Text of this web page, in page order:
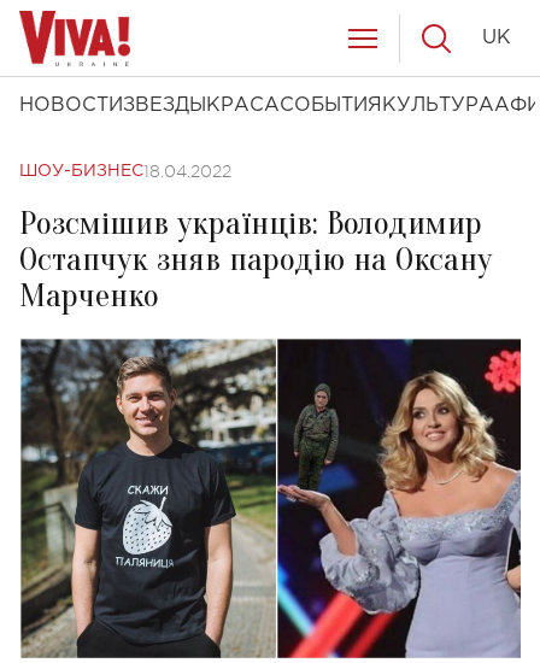
НОВОСТИ ЗВЕЗДЫ КРАСАСОБЫТИЯ КУЛЬТУРА
UK
ШОУ-БИЗНЕС18.04.2022
Розсмішив українців: Володимир
Остапчук зняв пародію на Оксану
Марченко